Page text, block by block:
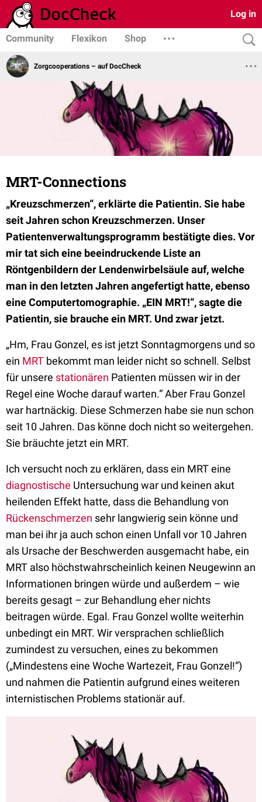
Log in
Community Flexikon Shop
Zorgcooperations – auf DocCheck
MRT-Connections
„Kreuzschmerzen“, erklärte die Patientin. Sie habe
seit Jahren schon Kreuzschmerzen. Unser
Patientenverwaltungsprogramm bestätigte dies. Vor
mir tat sich eine beeindruckende Liste an
Röntgenbildern der Lendenwirbelsäule auf, welche
man in den letzten Jahren angefertigt hatte, ebenso
eine Computertomographie. „EIN MRT!“, sagte die
Patientin, sie brauche ein MRT. Und zwar jetzt.
„Hm, Frau Gonzel, es ist jetzt Sonntagmorgens und so
ein MRT bekommt man leider nicht so schnell. Selbst
für unsere stationären Patienten müssen wir in der
Regel eine Woche darauf warten.“ Aber Frau Gonzel
war hartnäckig. Diese Schmerzen habe sie nun schon
seit 10 Jahren. Das könne doch nicht so weitergehen.
Sie bräuchte jetzt ein MRT.
Ich versucht noch zu erklären, dass ein MRT eine
diagnostische Untersuchung war und keinen akut
heilenden Effekt hatte, dass die Behandlung von
Rückenschmerzen sehr langwierig sein könne und
man bei ihr ja auch schon einen Unfall vor 10 Jahren
als Ursache der Beschwerden ausgemacht habe, ein
MRT also höchstwahrscheinlich keinen Neugewinn an
Informationen bringen würde und außerdem – wie
bereits gesagt – zur Behandlung eher nichts
beitragen würde. Egal. Frau Gonzel wollte weiterhin
unbedingt ein MRT. Wir versprachen schließlich
zumindest zu versuchen, eines zu bekommen
(„Mindestens eine Woche Wartezeit, Frau Gonzel!“)
und nahmen die Patientin aufgrund eines weiteren
internistischen Problems stationär auf.